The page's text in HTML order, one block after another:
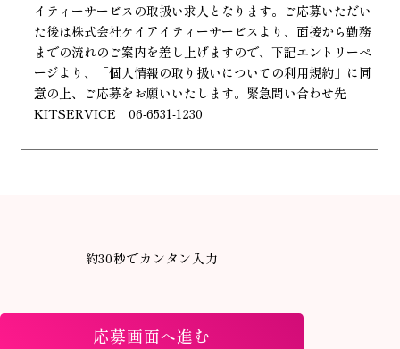
イティーサービスの取扱い求人となります。ご応募いただい
た後は株式会社ケイアイティーサービスより、面接から勤務
までの流れのご案内を差し上げますので、下記エントリーペ
ージより、「個人情報の取り扱いについての利用規約」に同
意の上、ご応募をお願いいたします。緊急問い合わせ先
KITSERVICE 06-6531-1230
約30秒でカンタン入力
応募画面へ進む